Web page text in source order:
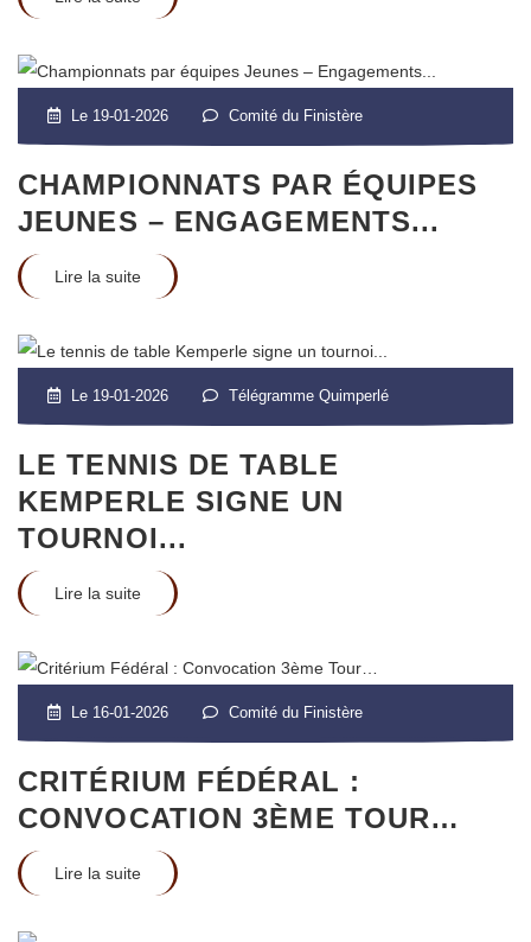
Le 19-01-2026 Comité du Finistère
CHAMPIONNATS PAR ÉQUIPES
JEUNES – ENGAGEMENTS...
Lire la suite
Le 19-01-2026 Télégramme Quimperlé
LE TENNIS DE TABLE
KEMPERLE SIGNE UN
TOURNOI...
Lire la suite
Le 16-01-2026 Comité du Finistère
CRITÉRIUM FÉDÉRAL :
CONVOCATION 3ÈME TOUR…
Lire la suite